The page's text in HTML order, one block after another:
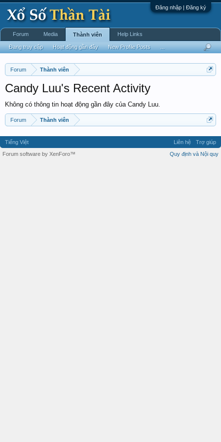
Đăng nhập | Đăng ký
Forum Thành viên
Candy Luu's Recent Activity
Không có thông tin hoạt động gần đây của Candy Luu.
Forum Thành viên
Forum Media Thành viên
Đang truy cập Hoạt động gần đây New Profile Posts
Help Links
Tiếng Việt Liên hệ
Trợ giúp
Quy định và Nội quy
Forum software by XenForo™